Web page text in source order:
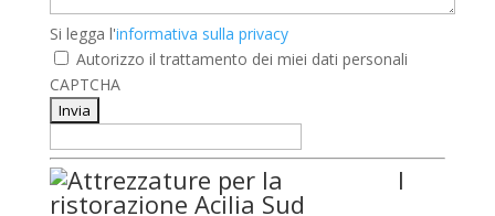
Si
legga
l'informativa
sulla
Si legga l'informativa sulla privacy
Autorizzo il trattamento dei miei dati personali
CAPTCHA
I